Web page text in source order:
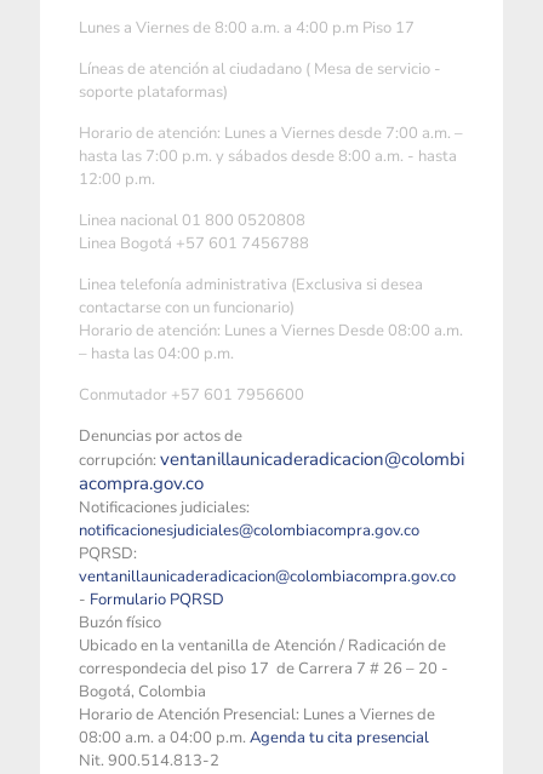
Lunes a Viernes de 8:00 a.m. a 4:00 p.m Piso 17
Líneas de atención al ciudadano ( Mesa de servicio -
soporte plataformas)
Horario de atención: Lunes a Viernes desde 7:00 a.m. –
hasta las 7:00 p.m. y sábados desde 8:00 a.m. - hasta
12:00 p.m.
Linea nacional 01 800 0520808
Linea Bogotá +57 601 7456788
Linea telefonía administrativa (Exclusiva si desea
contactarse con un funcionario)
Horario de atención: Lunes a Viernes Desde 08:00 a.m.
– hasta las 04:00 p.m.
Conmutador +57 601 7956600
Denuncias por actos de
corrupción: ventanillaunicaderadicacion@colombi
acompra.gov.co
Notificaciones judiciales:
notificacionesjudiciales@colombiacompra.gov.co
PQRSD:
ventanillaunicaderadicacion@colombiacompra.gov.co
- Formulario PQRSD
Buzón físico
Ubicado en la ventanilla de Atención / Radicación de
correspondecia del piso 17 de Carrera 7 # 26 – 20 -
Bogotá, Colombia
Horario de Atención Presencial: Lunes a Viernes de
08:00 a.m. a 04:00 p.m. Agenda tu cita presencial
Nit. 900.514.813-2